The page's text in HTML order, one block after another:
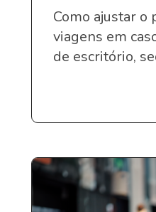
Como ajustar o
viagens em
de escritório,